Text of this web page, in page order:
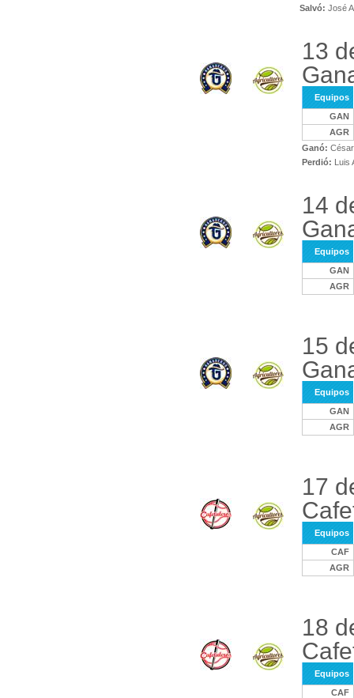
Salvó: José
13
Equipos
GAN
AGR
Ganó:
Perdió: Luis
14
Equipos
GAN
AGR
15
Equipos
GAN
AGR
17
Equipos
CAF
AGR
18
Equipos
CAF